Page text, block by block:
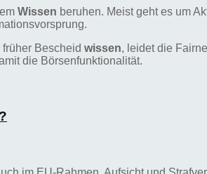
Wissen beruhen. Meist geht es um
Bescheid wissen, leidet die
die Börsenfunktionalität.